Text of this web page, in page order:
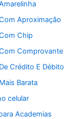
Aproximação
Chip
Comprovante
Crédito E Débito
Barata
celular
Academias